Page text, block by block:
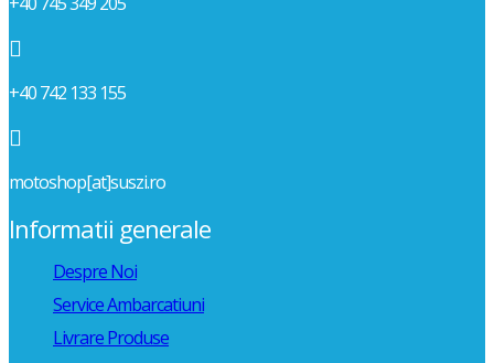

+40 742 133 155

motoshop[at]suszi.ro
Informatii generale
Despre Noi
Service Ambarcatiuni
Livrare Produse